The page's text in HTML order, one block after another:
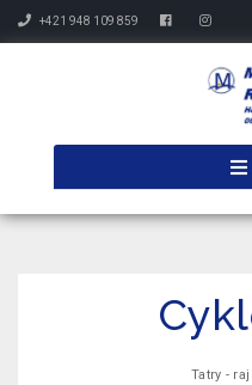
+421 948 109 859
Tatry -